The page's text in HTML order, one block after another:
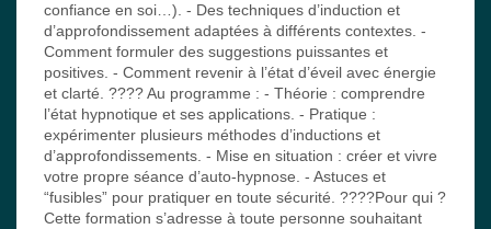
confiance en soi…). - Des techniques d’induction et
d’approfondissement adaptées à différents contextes. -
Comment formuler des suggestions puissantes et
positives. - Comment revenir à l’état d’éveil avec énergie
et clarté. ???? Au programme : - Théorie : comprendre
l’état hypnotique et ses applications. - Pratique :
expérimenter plusieurs méthodes d’inductions et
d’approfondissements. - Mise en situation : créer et vivre
votre propre séance d’auto-hypnose. - Astuces et
“fusibles” pour pratiquer en toute sécurité. ????Pour qui ?
Cette formation s’adresse à toute personne souhaitant